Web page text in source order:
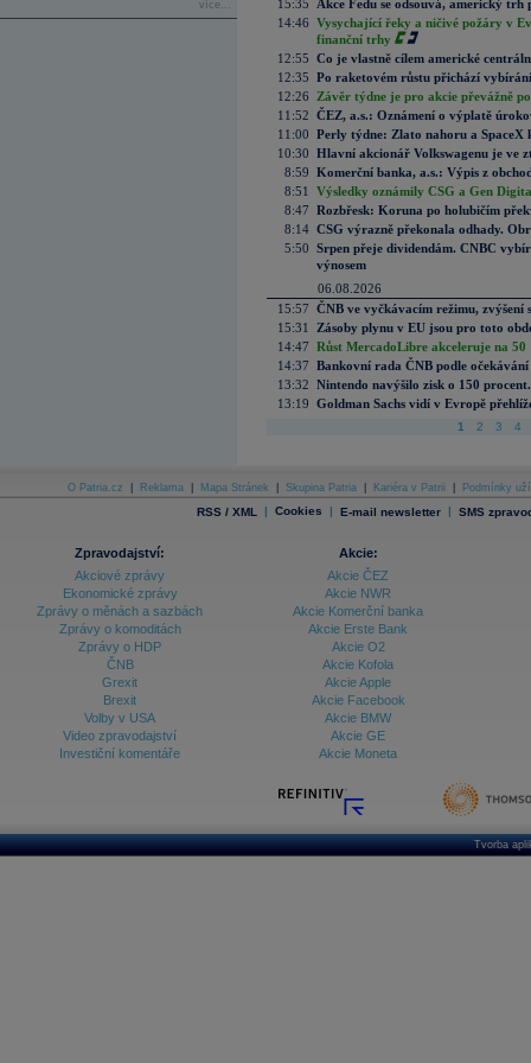
více...
15:35
Akce Fedu se odsouvá, americký
14:46 Vysychající řeky a ničivé požáry v
finanční trhy
12:55 Co je vlastně cílem americké
12:35 Po raketovém růstu přichází
12:26
Závěr týdne je pro akcie převážně
11:52 ČEZ, a.s.: Oznámení o výplatě
11:00 Perly týdne: Zlato nahoru a SpaceX
10:30 Hlavní akcionář Volkswagenu je ve
8:59 Komerční banka, a.s.: Výpis z
8:51
Výsledky oznámily CSG a Gen
8:47 Rozbřesk: Koruna po holubičím
8:14 CSG výrazně překonala odhady.
5:50 Srpen přeje dividendám. CNBC
výnosem
06.08.2026
15:57 ČNB ve vyčkávacím režimu, zvýšení
15:31
Zásoby plynu v EU jsou pro toto
14:47 Růst MercadoLibre akceleruje na
14:37 Bankovní rada ČNB podle
13:32 Nintendo navýšilo zisk o 150
13:19 Goldman Sachs vidí v Evropě
1 2 3 4
O Patria.cz Reklama Mapa Stránek Skupina Patria Kariéra v Patrii Podmínky
RSS / XML | Cookies | E-mail newsletter | SMS
Zpravodajství:
Akciové zprávy
Ekonomické zprávy
Zprávy o měnách a sazbách
Zprávy o komoditách
Zprávy o HDP
ČNB
Grexit
Brexit
Volby v USA
Video zpravodajství
Investiční komentáře
Akcie:
Akcie ČEZ
Akcie NWR
Akcie Komerční banka
Akcie Erste Bank
Akcie O2
Akcie Kofola
Akcie Apple
Akcie Facebook
Akcie BMW
Akcie GE
Akcie Moneta
Tvorba